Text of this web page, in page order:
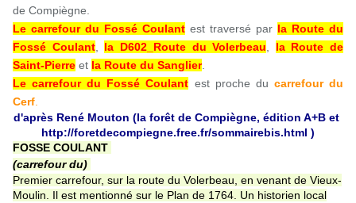
de Compiègne.
Le carrefour du Fossé Coulant est traversé par la Route du
Fossé Coulant, la D602_Route du Volerbeau
la Route de
Saint-Pierre et la Route du Sanglier
Le carrefour du Fossé Coulant est proche du carrefour du
Cerf
d'après René Mouton (la forêt de Compiègne, édition A+B et
http://foretdecompiegne.free.fr/sommairebis.html )
FOSSE COULANT
(carrefour du)
Premier carrefour, sur la route du Volerbeau, en venant de Vieux-
Moulin. Il est mentionné sur le Plan de 1764. Un historien local